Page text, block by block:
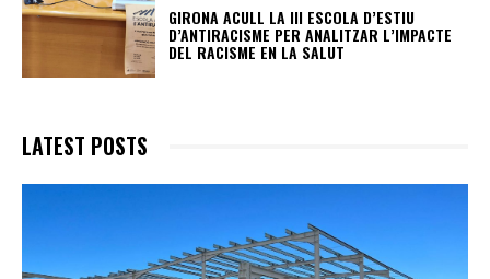
GIRONA ACULL LA III ESCOLA D’ESTIU
D’ANTIRACISME PER ANALITZAR L’IMPACTE
DEL RACISME EN LA SALUT
LATEST POSTS